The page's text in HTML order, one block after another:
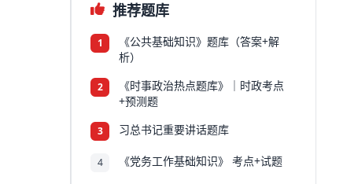
推荐题库
1
《公共基础知识》题库（答案+解
析）
2
《时事政治热点题库》｜时政考点
+预测题
3 习总书记重要讲话题库
4 《党务工作基础知识》 考点+试题